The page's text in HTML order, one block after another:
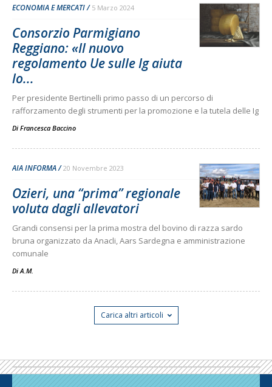
ECONOMIA E MERCATI 5 Marzo 2024
Consorzio Parmigiano
Reggiano: «Il nuovo
regolamento Ue sulle Ig aiuta
lo...
Per presidente Bertinelli primo passo di un percorso di
rafforzamento degli strumenti per la promozione e la tutela delle Ig
Di Francesca Baccino
AIA INFORMA 20 Novembre 2023
Ozieri, una “prima” regionale
voluta dagli allevatori
Grandi consensi per la prima mostra del bovino di razza sardo
bruna organizzato da Anacli, Aars Sardegna e amministrazione
comunale
DiA.M.
Carica altri articoli